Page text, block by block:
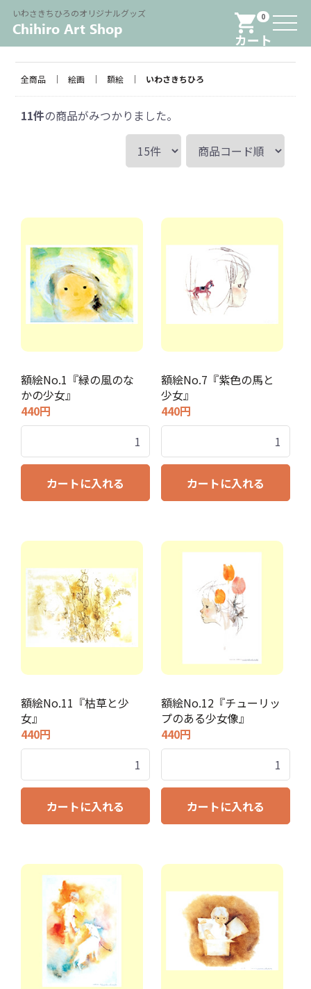
0
カート
いわさきちひろのオリジナルグッズ Menu
全商品 絵画 額絵 いわさきちひろ
11件の商品がみつかりました。
額絵No.1『緑の風のな
かの少女』
440円
カートに入れる
額絵No.7『紫色の馬と
少女』
440円
カートに入れる
額絵No.11『枯草と少
女』
440円
カートに入れる
額絵No.12『チューリッ
プのある少女像』
440円
カートに入れる